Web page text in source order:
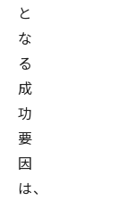
と
な
る
成
功
要
因
は、